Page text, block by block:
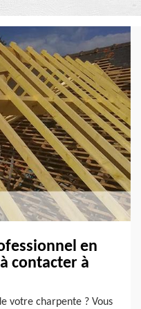
en
contacter à
votre charpente ? Vous